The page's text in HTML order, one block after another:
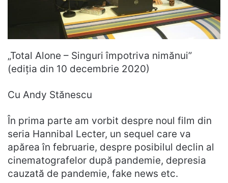
„Total Alone – Singuri împotriva nimănui”
(ediția din 10 decembrie 2020)
Cu Andy Stănescu
În prima parte am vorbit despre noul film din
seria Hannibal Lecter, un sequel care va
apărea în februarie, despre posibilul declin al
cinematografelor după pandemie, depresia
cauzată de pandemie, fake news etc.